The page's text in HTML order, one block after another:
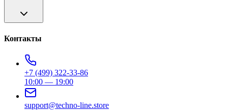
Контакты
+7 (499) 322-33-86
10:00 — 19:00
support@techno-line.store